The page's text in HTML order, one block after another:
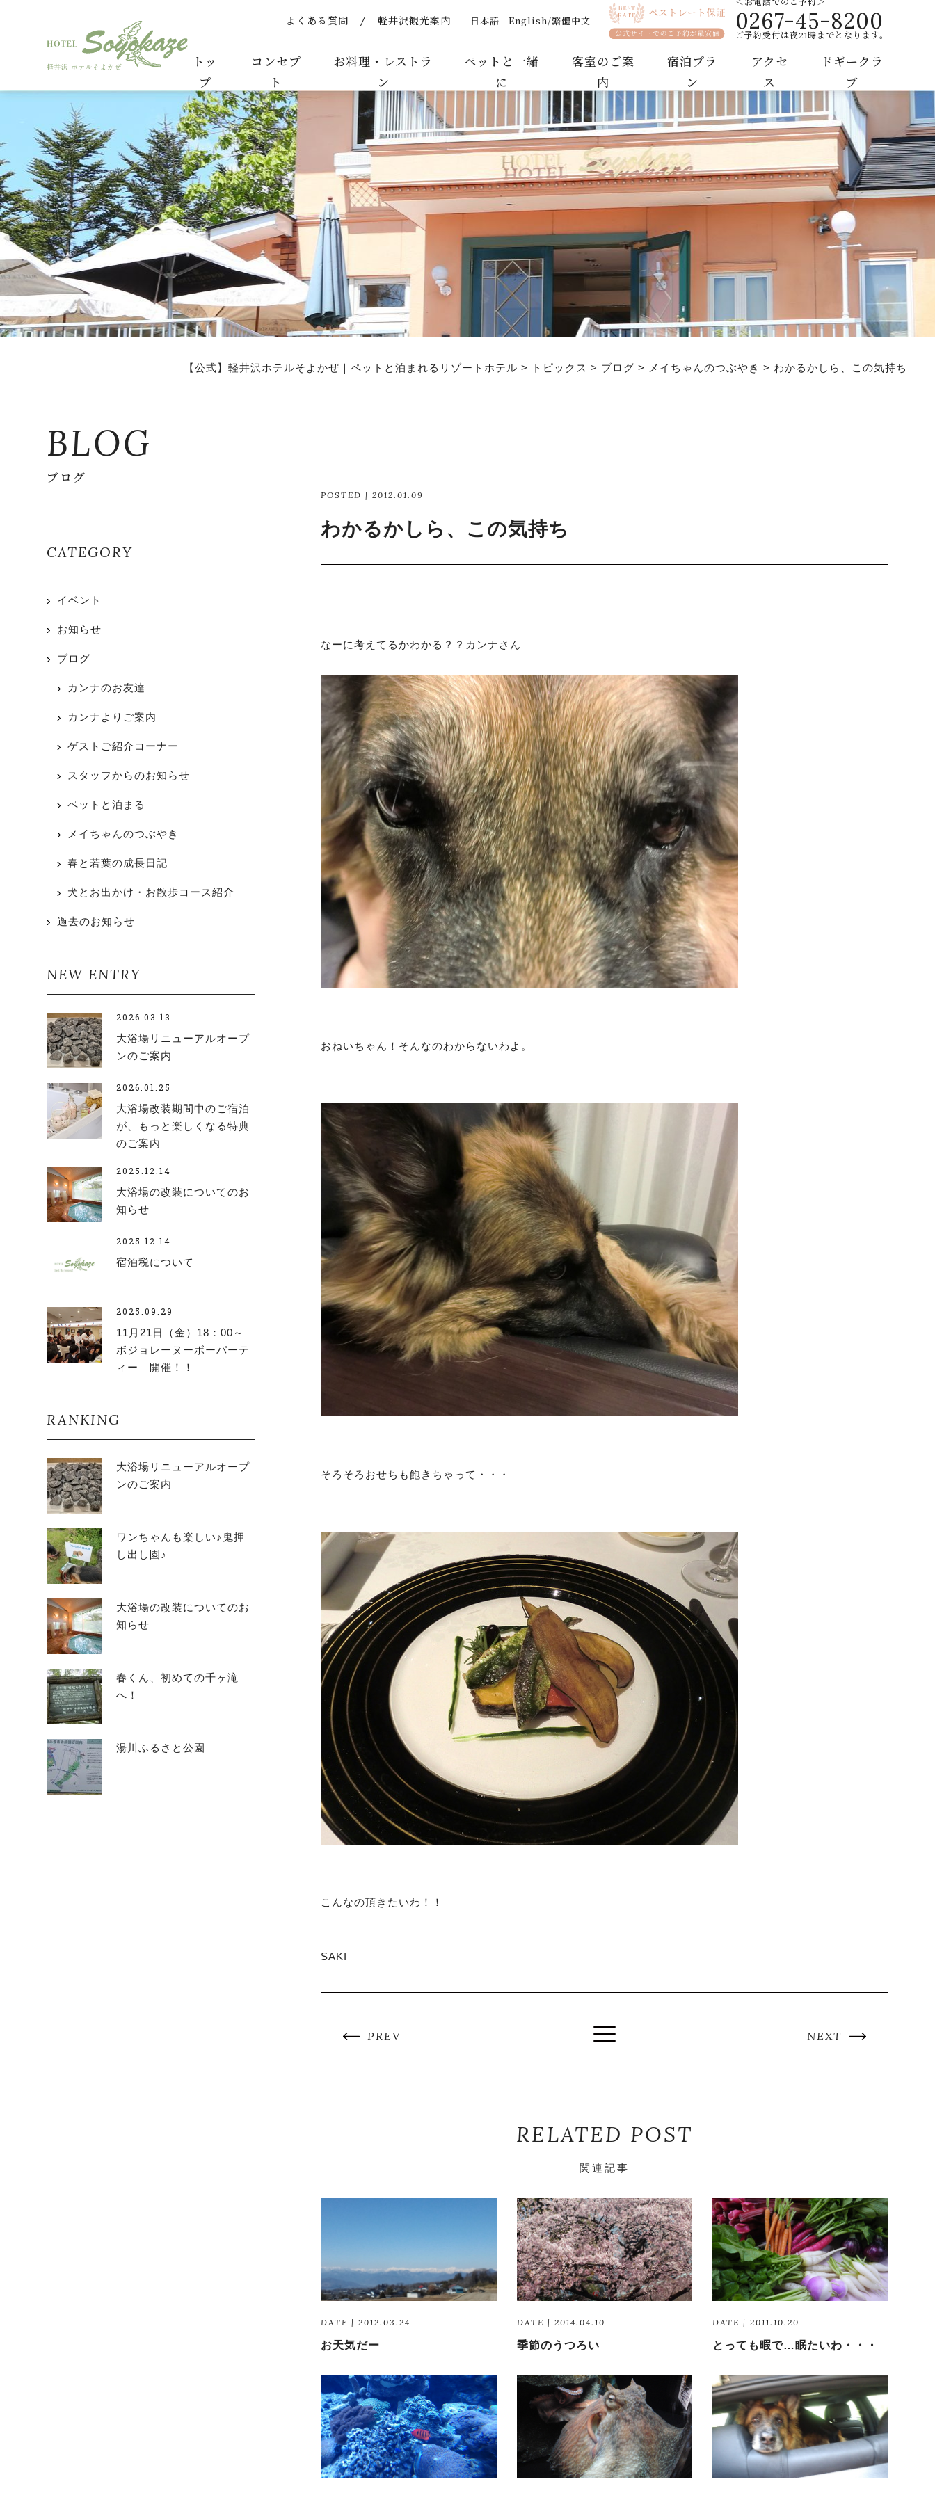
わかるかしら、この気持ち | メイちゃんのつぶやき | 【公式】軽井沢ホテルそよかぜ｜ペットと泊まれるリゾートホテル
よくある質問 軽井沢観光案内 日本語 English/繁體中文 0267-45-8200
ご予約受付は夜21時までとなります。
トッ
プ
コンセプ
ト
お料理・レストラ
ン
ペットと一緒
に
客室のご案
内
宿泊プラ
ン
アクセ
ス
ドギークラ
ブ
【公式】軽井沢ホテルそよかぜ｜ペットと泊まれるリゾートホテル > トピックス > ブログ > メイちゃんのつぶやき > わかるかしら、この気持ち
BLOG
ブログ
POSTED | 2012.01.09
わかるかしら、この気持ち
なーに考えてるかわかる？？カンナさん
おねいちゃん！そんなのわからないわよ。
そろそろおせちも飽きちゃって・・・
こんなの頂きたいわ！！
SAKI
PREV NEXT
RELATED POST
関連記事
DATE | 2012.03.24
お天気だー
DATE | 2014.04.10
季節のうつろい
DATE | 2011.10.20
とっても暇で…眠たいわ・・・
CATEGORY
イベント
お知らせ
ブログ
カンナのお友達
カンナよりご案内
ゲストご紹介コーナー
スタッフからのお知らせ
ペットと泊まる
メイちゃんのつぶやき
春と若葉の成長日記
犬とお出かけ・お散歩コース紹介
過去のお知らせ
NEW ENTRY
2026.03.13
大浴場リニューアルオープ
ンのご案内
2026.01.25
大浴場改装期間中のご宿泊
が、もっと楽しくなる特典
のご案内
2025.12.14
大浴場の改装についてのお
知らせ
2025.12.14
宿泊税について
2025.09.29
11月21日（金）18：00～
ボジョレーヌーボーパーテ
ィー 開催！！
RANKING
大浴場リニューアルオープ
ンのご案内
ワンちゃんも楽しい♪鬼押
し出し園♪
大浴場の改装についてのお
知らせ
春くん、初めての千ヶ滝
へ！
湯川ふるさと公園